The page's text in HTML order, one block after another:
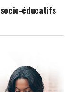
éducatifs